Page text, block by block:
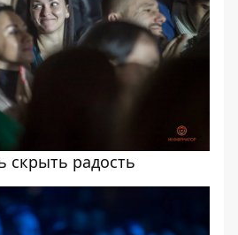
скрыть радость